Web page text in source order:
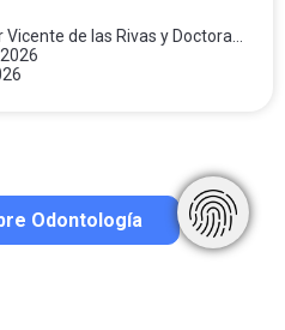
de las Rivas y Doctora
Odontología